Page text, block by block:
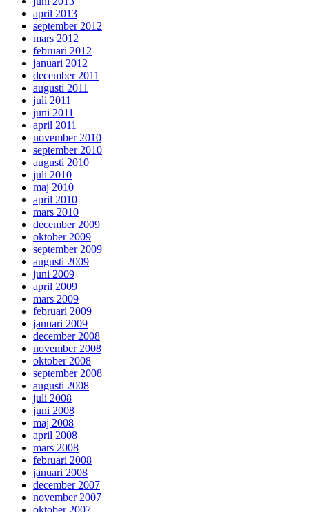
april 2013
september 2012
mars 2012
februari 2012
januari 2012
december 2011
augusti 2011
juli 2011
juni 2011
april 2011
november 2010
september 2010
augusti 2010
juli 2010
maj 2010
april 2010
mars 2010
december 2009
oktober 2009
september 2009
augusti 2009
juni 2009
april 2009
mars 2009
februari 2009
januari 2009
december 2008
november 2008
oktober 2008
september 2008
augusti 2008
juli 2008
juni 2008
maj 2008
april 2008
mars 2008
februari 2008
januari 2008
december 2007
november 2007